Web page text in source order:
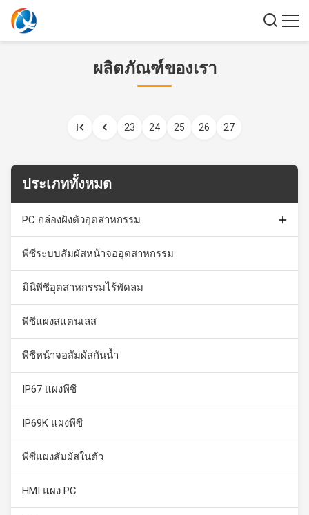
ผลิตภัณฑ์ของเรา
23 24 25 26 27
ประเภททั้งหมด
PC กล่องฝังตัวอุตสาหกรรม
Capacitive Touch Monitor
หน้าจอสัมผัสอุตสาหกรรม
พีซีระบบสัมผัสหน้าจออุตสาหกรรม
มินิพีซีอุตสาหกรรมไร้พัดลม
พีซีแผงสแตนเลส
พีซีหน้าจอสัมผัสกันน้ำ
IP67 แผงพีซี
IP69K แผงพีซี
พีซีแผงสัมผัสในตัว
HMI แผง PC